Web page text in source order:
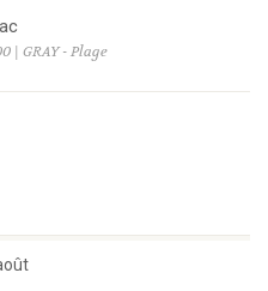
| GRAY - Plage